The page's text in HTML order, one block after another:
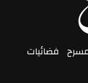
فضائيات